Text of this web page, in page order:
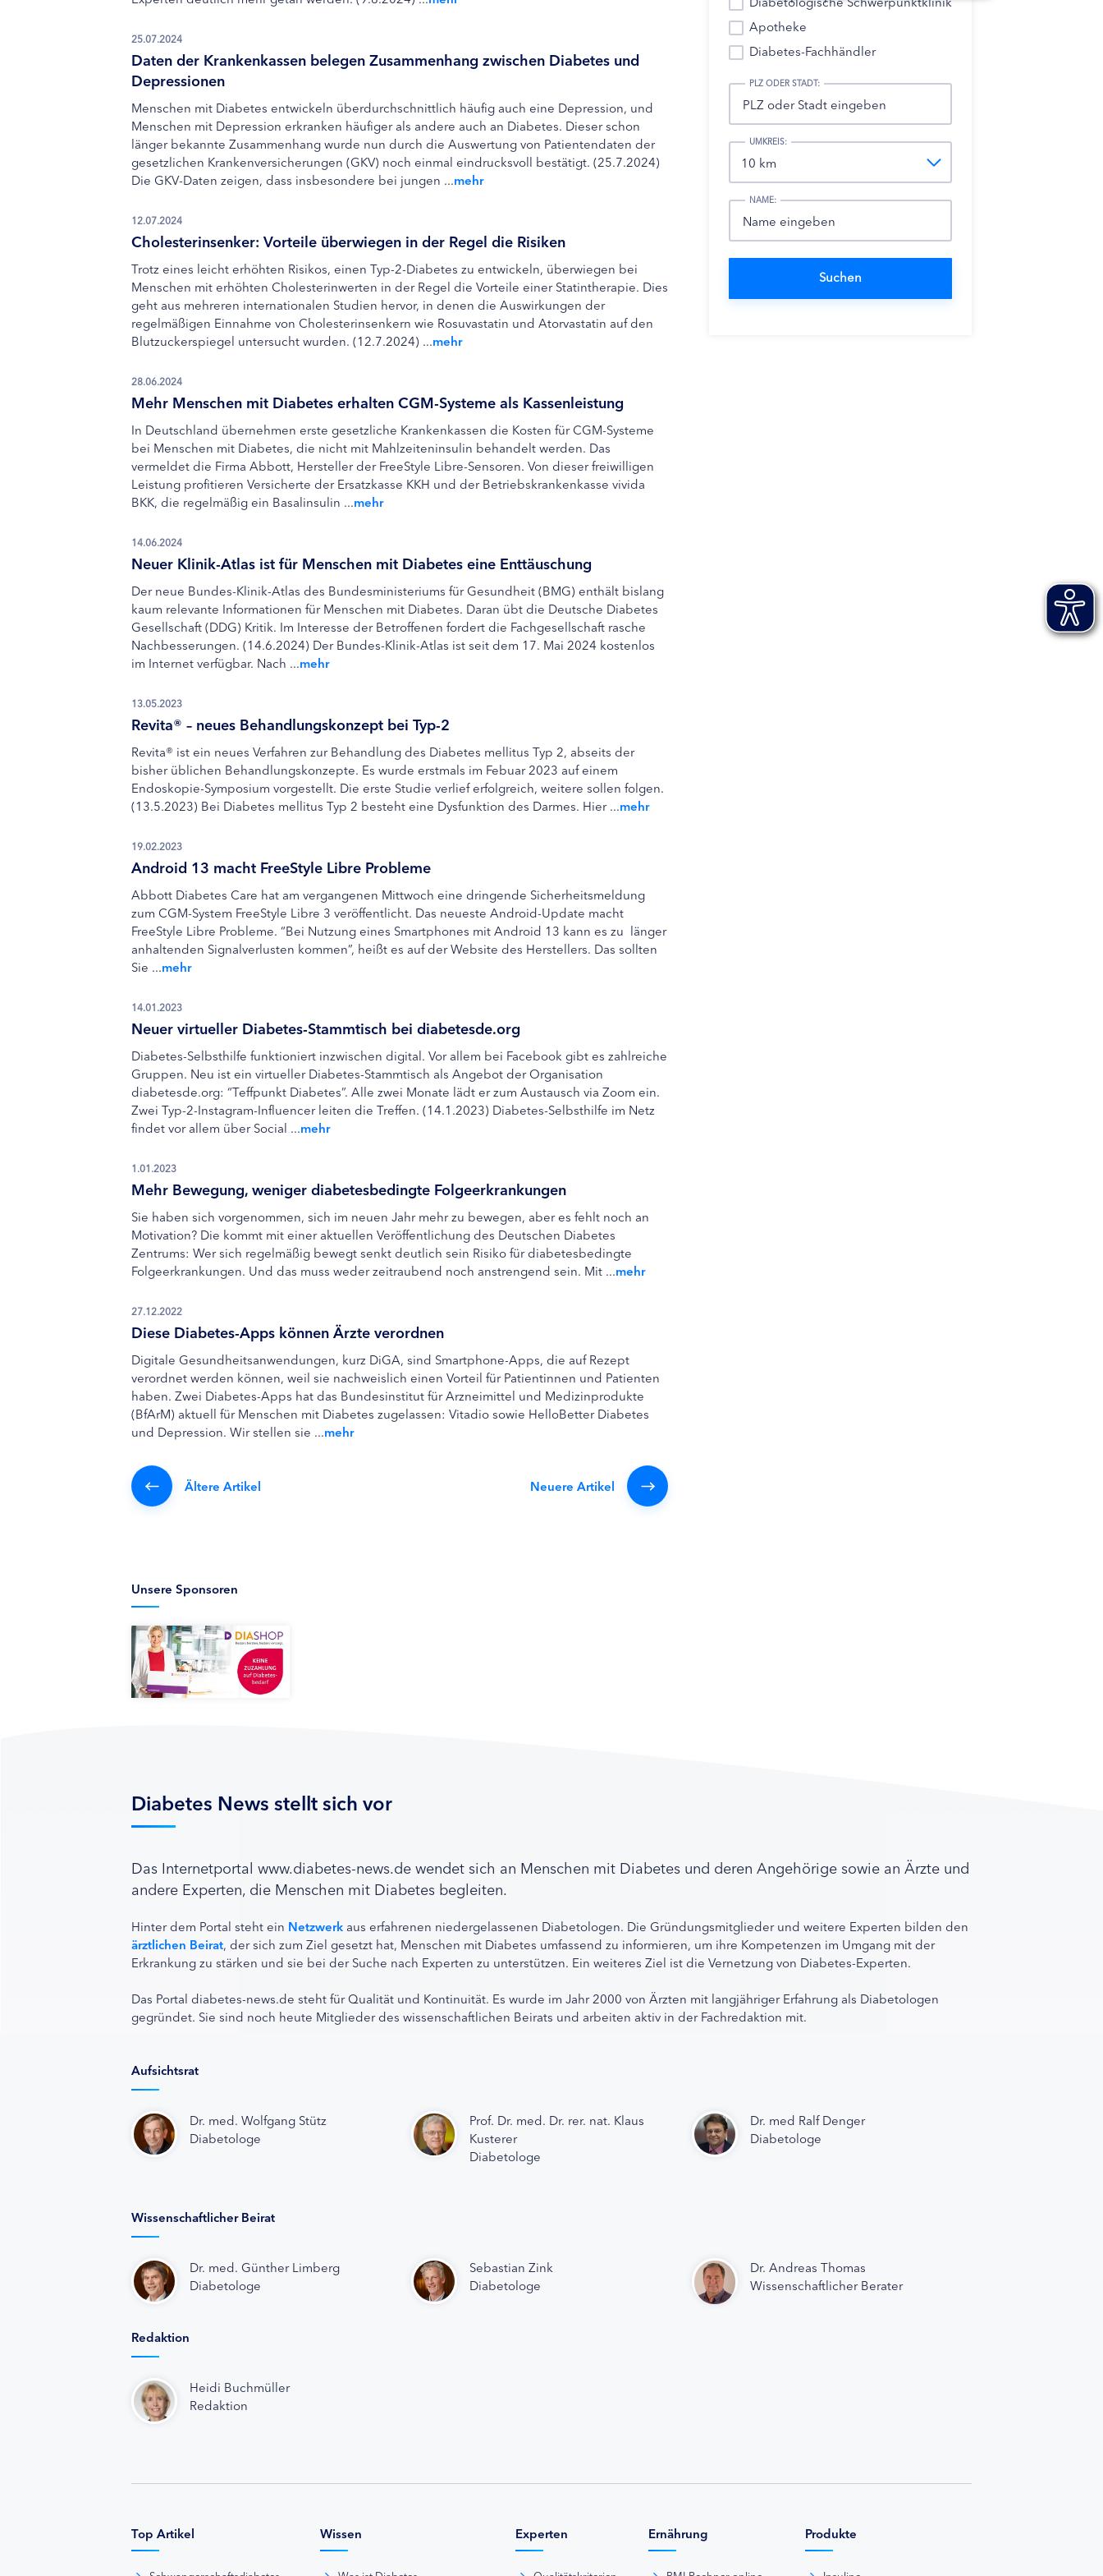
25.07.2024
Daten der Krankenkassen belegen Zusammenhang zwischen Diabetes und
Depressionen
Menschen mit Diabetes entwickeln überdurchschnittlich häufig auch eine Depression, und
Menschen mit Depression erkranken häufiger als andere auch an Diabetes. Dieser schon
länger bekannte Zusammenhang wurde nun durch die Auswertung von Patientendaten der
gesetzlichen Krankenversicherungen (GKV) noch einmal eindrucksvoll bestätigt. (25.7.2024)
Die GKV-Daten zeigen, dass insbesondere bei jungen ...mehr
12.07.2024
Cholesterinsenker: Vorteile überwiegen in der Regel die Risiken
Trotz eines leicht erhöhten Risikos, einen Typ-2-Diabetes zu entwickeln, überwiegen bei
Menschen mit erhöhten Cholesterinwerten in der Regel die Vorteile einer Statintherapie. Dies
geht aus mehreren internationalen Studien hervor, in denen die Auswirkungen der
regelmäßigen Einnahme von Cholesterinsenkern wie Rosuvastatin und Atorvastatin auf den
Blutzuckerspiegel untersucht wurden. (12.7.2024) ...mehr
28.06.2024
Mehr Menschen mit Diabetes erhalten CGM-Systeme als Kassenleistung
In Deutschland übernehmen erste gesetzliche Krankenkassen die Kosten für CGM-Systeme
bei Menschen mit Diabetes, die nicht mit Mahlzeiteninsulin behandelt werden. Das
vermeldet die Firma Abbott, Hersteller der FreeStyle Libre-Sensoren. Von dieser freiwilligen
Leistung profitieren Versicherte der Ersatzkasse KKH und der Betriebskrankenkasse vivida
BKK, die regelmäßig ein Basalinsulin ...mehr
14.06.2024
Neuer Klinik-Atlas ist für Menschen mit Diabetes eine Enttäuschung
Der neue Bundes-Klinik-Atlas des Bundesministeriums für Gesundheit (BMG) enthält bislang
kaum relevante Informationen für Menschen mit Diabetes. Daran übt die Deutsche Diabetes
Gesellschaft (DDG) Kritik. Im Interesse der Betroffenen fordert die Fachgesellschaft rasche
Nachbesserungen. (14.6.2024) Der Bundes-Klinik-Atlas ist seit dem 17. Mai 2024 kostenlos
im Internet verfügbar. Nach ...mehr
13.05.2023
Revita® – neues Behandlungskonzept bei Typ-2
Revita® ist ein neues Verfahren zur Behandlung des Diabetes mellitus Typ 2, abseits der
bisher üblichen Behandlungskonzepte. Es wurde erstmals im Febuar 2023 auf einem
Endoskopie-Symposium vorgestellt. Die erste Studie verlief erfolgreich, weitere sollen folgen.
(13.5.2023) Bei Diabetes mellitus Typ 2 besteht eine Dysfunktion des Darmes. Hier ...mehr
19.02.2023
Android 13 macht FreeStyle Libre Probleme
Abbott Diabetes Care hat am vergangenen Mittwoch eine dringende Sicherheitsmeldung
zum CGM-System FreeStyle Libre 3 veröffentlicht. Das neueste Android-Update macht
FreeStyle Libre Probleme. “Bei Nutzung eines Smartphones mit Android 13 kann es zu länger
anhaltenden Signalverlusten kommen”, heißt es auf der Website des Herstellers. Das sollten
Sie ...mehr
14.01.2023
Neuer virtueller Diabetes-Stammtisch bei diabetesde.org
Diabetes-Selbsthilfe funktioniert inzwischen digital. Vor allem bei Facebook gibt es zahlreiche
Gruppen. Neu ist ein virtueller Diabetes-Stammtisch als Angebot der Organisation
diabetesde.org: “Teffpunkt Diabetes”. Alle zwei Monate lädt er zum Austausch via Zoom ein.
Zwei Typ-2-Instagram-Influencer leiten die Treffen. (14.1.2023) Diabetes-Selbsthilfe im Netz
findet vor allem über Social ...mehr
1.01.2023
Mehr Bewegung, weniger diabetesbedingte Folgeerkrankungen
Sie haben sich vorgenommen, sich im neuen Jahr mehr zu bewegen, aber es fehlt noch an
Motivation? Die kommt mit einer aktuellen Veröffentlichung des Deutschen Diabetes
Zentrums: Wer sich regelmäßig bewegt senkt deutlich sein Risiko für diabetesbedingte
Folgeerkrankungen. Und das muss weder zeitraubend noch anstrengend sein. Mit ...mehr
27.12.2022
Diese Diabetes-Apps können Ärzte verordnen
Digitale Gesundheitsanwendungen, kurz DiGA, sind Smartphone-Apps, die auf Rezept
verordnet werden können, weil sie nachweislich einen Vorteil für Patientinnen und Patienten
haben. Zwei Diabetes-Apps hat das Bundesinstitut für Arzneimittel und Medizinprodukte
(BfArM) aktuell für Menschen mit Diabetes zugelassen: Vitadio sowie HelloBetter Diabetes
und Depression. Wir stellen sie ...mehr
Neuere Artikel
Ältere Artikel
Apotheke
Diabetes-Fachhändler
PLZ ODER STADT:
UMKREIS:
NAME:
Unsere Sponsoren
Diabetes News stellt sich vor
Das Internetportal www.diabetes-news.de wendet sich an Menschen mit Diabetes und deren Angehörige sowie an Ärzte und
andere Experten, die Menschen mit Diabetes begleiten.
Hinter dem Portal steht ein Netzwerk aus erfahrenen niedergelassenen Diabetologen. Die Gründungsmitglieder und weitere Experten bilden den
ärztlichen Beirat, der sich zum Ziel gesetzt hat, Menschen mit Diabetes umfassend zu informieren, um ihre Kompetenzen im Umgang mit der
Erkrankung zu stärken und sie bei der Suche nach Experten zu unterstützen. Ein weiteres Ziel ist die Vernetzung von Diabetes-Experten.
Das Portal diabetes-news.de steht für Qualität und Kontinuität. Es wurde im Jahr 2000 von Ärzten mit langjähriger Erfahrung als Diabetologen
gegründet. Sie sind noch heute Mitglieder des wissenschaftlichen Beirats und arbeiten aktiv in der Fachredaktion mit.
Aufsichtsrat
Dr. med. Wolfgang Stütz
Diabetologe
Prof. Dr. med. Dr. rer. nat. Klaus
Kusterer
Diabetologe
Dr. med Ralf Denger
Diabetologe
Wissenschaftlicher Beirat
Dr. med. Günther Limberg
Diabetologe
Sebastian Zink
Diabetologe
Dr. Andreas Thomas
Wissenschaftlicher Berater
Redaktion
Heidi Buchmüller
Redaktion
Top Artikel Wissen Experten Ernährung Produkte